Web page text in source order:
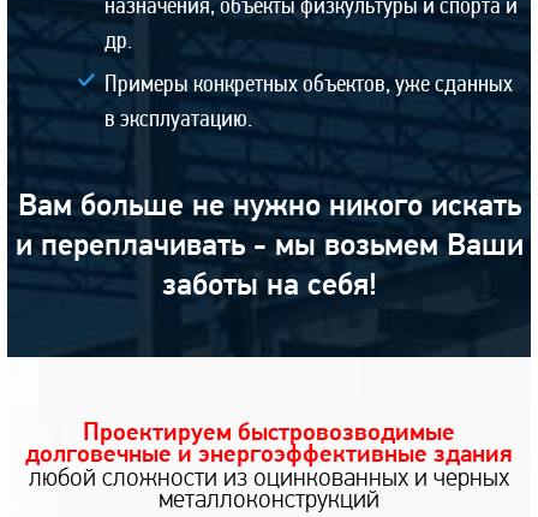
назначения, объекты физкультуры и спорта и
др.
Примеры конкретных объектов, уже сданных
в эксплуатацию.
Вам больше не нужно никого искать
и переплачивать - мы возьмем Ваши
заботы на себя!
Проектируем быстровозводимые
долговечные и энергоэффективные здания
любой сложности из оцинкованных и черных
металлоконструкций